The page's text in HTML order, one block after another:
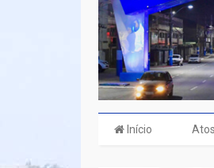
Início